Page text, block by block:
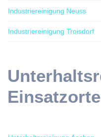
Industriereinigung Neuss
Industriereinigung Troisdorf
Einsatzorte